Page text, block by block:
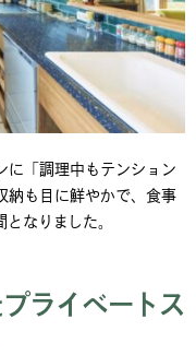
に「調理中もテンション
納も目に鮮やかで、食事
なりました。
ライベートス